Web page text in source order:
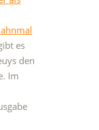
es
den
Im